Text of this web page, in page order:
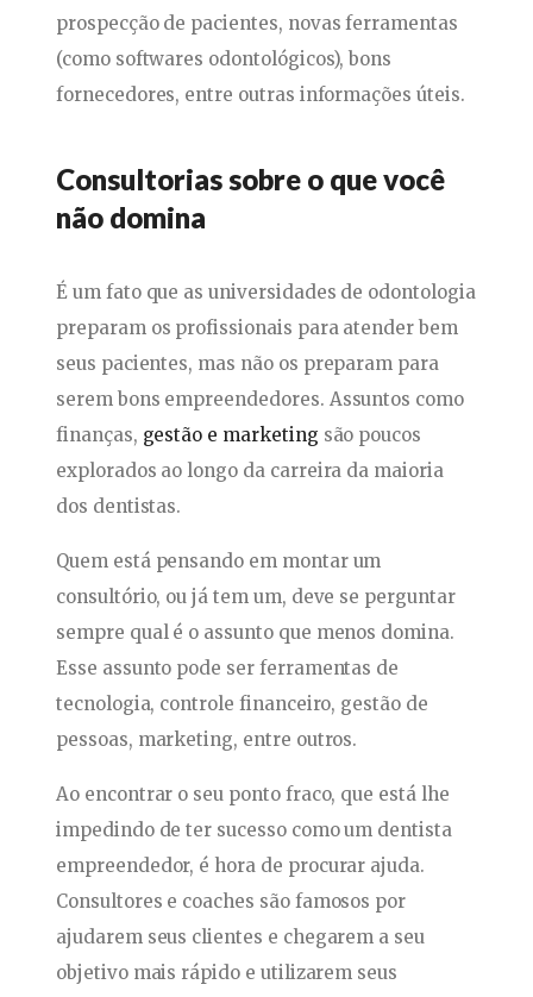
prospecção de pacientes, novas ferramentas
(como softwares odontológicos), bons
fornecedores, entre outras informações úteis.
Consultorias sobre o que você
não domina
É um fato que as universidades de odontologia
preparam os profissionais para atender bem
seus pacientes, mas não os preparam para
serem bons empreendedores. Assuntos como
finanças, gestão e marketing são poucos
explorados ao longo da carreira da maioria
dos dentistas.
Quem está pensando em montar um
consultório, ou já tem um, deve se perguntar
sempre qual é o assunto que menos domina.
Esse assunto pode ser ferramentas de
tecnologia, controle financeiro, gestão de
pessoas, marketing, entre outros.
Ao encontrar o seu ponto fraco, que está lhe
impedindo de ter sucesso como um dentista
empreendedor, é hora de procurar ajuda.
Consultores e coaches são famosos por
ajudarem seus clientes e chegarem a seu
objetivo mais rápido e utilizarem seus